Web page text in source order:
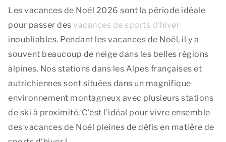
Les vacances de Noël 2026 sont la période idéale
pour passer des vacances de sports d'hiver
inoubliables. Pendant les vacances de Noël, il y a
souvent beaucoup de neige dans les belles régions
alpines. Nos stations dans les Alpes françaises et
autrichiennes sont situées dans un magnifique
environnement montagneux avec plusieurs stations
de ski à proximité. C'est l'idéal pour vivre ensemble
des vacances de Noël pleines de défis en matière de